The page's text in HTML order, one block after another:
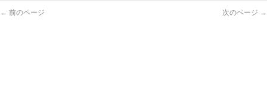
← 前のページ 次のページ →